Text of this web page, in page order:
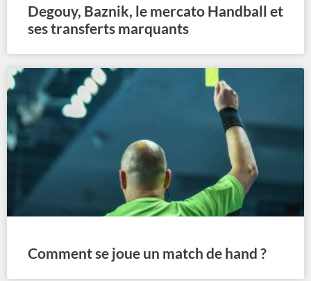
Degouy, Baznik, le mercato Handball et
ses transferts marquants
Comment se joue un match de hand ?